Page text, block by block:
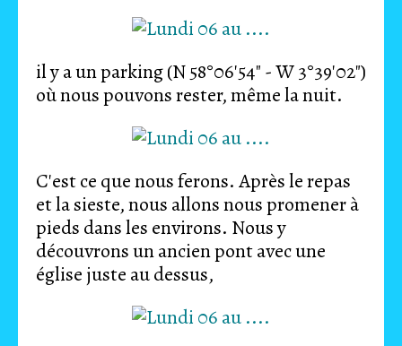
il y a un parking (N 58°06'54" - W 3°39'02")
où nous pouvons rester, même la nuit.
C'est ce que nous ferons. Après le repas
et la sieste, nous allons nous promener à
pieds dans les environs. Nous y
découvrons un ancien pont avec une
église juste au dessus,